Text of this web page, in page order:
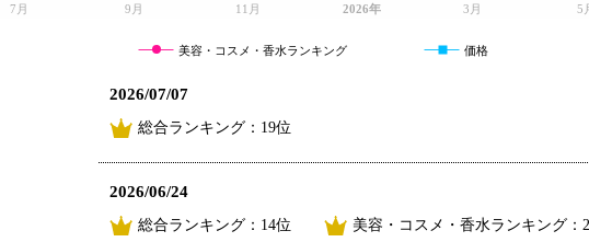
7月 9月 11月 2026年 3月 5
美容・コスメ・香水ランキング 価格
2026/07/07
総合ランキング：19位
2026/06/24
総合ランキング：14位 美容・コスメ・香水ランキング：